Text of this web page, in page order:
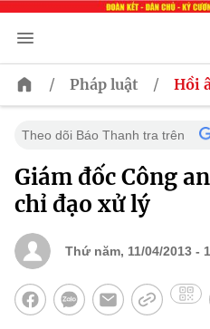
/ Pháp luật / Hồi
Theo dõi Báo Thanh tra trên
Giám đốc Công
chỉ đạo xử lý
Thứ năm, 11/04/2013 -